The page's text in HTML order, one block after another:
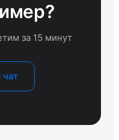
за 15 минут
чат